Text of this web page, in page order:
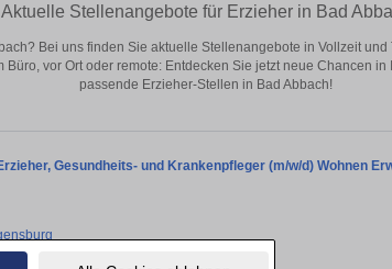
Aktuelle Stellenangebote für Erzieher in Bad
Bei uns finden Sie aktuelle Stellenangebote in Vollzeit
Büro, vor Ort oder remote: Entdecken Sie jetzt neue Chancen
passende Erzieher-Stellen in Bad Abbach!
Gesundheits- und Krankenpfleger (m/w/d) Wohnen